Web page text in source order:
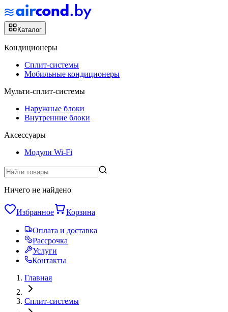
Каталог
Кондиционеры
Сплит-системы
Мобильные кондиционеры
Мульти-сплит-системы
Наружные блоки
Внутренние блоки
Аксессуары
Модули Wi-Fi
Ничего не найдено
Избранное Корзина
Оплата и доставка
Рассрочка
Услуги
Контакты
Главная
Сплит-системы